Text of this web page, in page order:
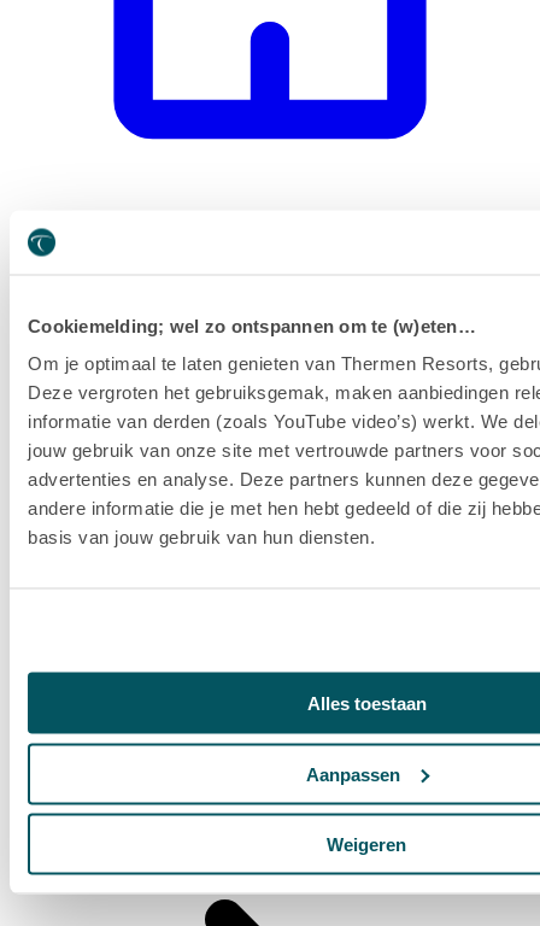
Cookiemelding; wel zo ontspannen om te (w)eten…
Om je optimaal te laten genieten van Thermen Resorts,
Deze vergroten het gebruiksgemak, maken aanbiedingen
informatie van derden (zoals YouTube video’s) werkt. We
jouw gebruik van onze site met vertrouwde partners voor
advertenties en analyse. Deze partners kunnen deze
andere informatie die je met hen hebt gedeeld of die zij
basis van jouw gebruik van hun diensten.
Alles toestaan
Aanpassen
Weigeren